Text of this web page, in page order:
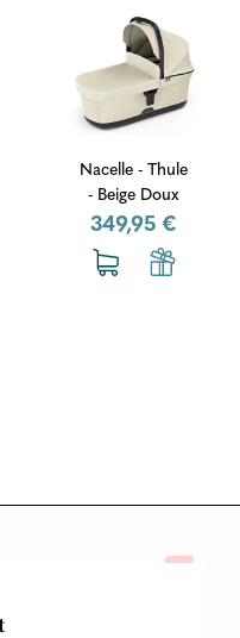
Nacelle - Thule
- Beige Doux
349,95 €